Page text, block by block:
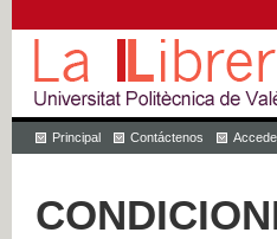
Principal Contáctenos